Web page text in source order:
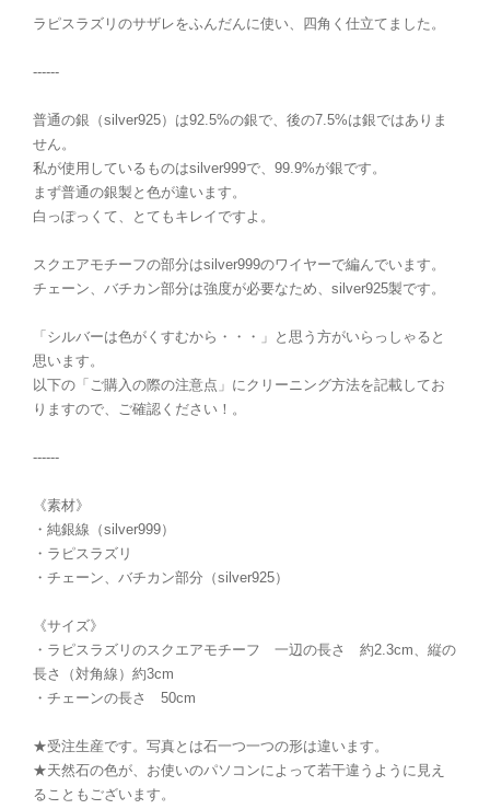
ラピスラズリのサザレをふんだんに使い、四角く仕立てました。
------
普通の銀（silver925）は92.5%の銀で、後の7.5%は銀ではありま
せん。
私が使用しているものはsilver999で、99.9%が銀です。
まず普通の銀製と色が違います。
白っぽっくて、とてもキレイですよ。
スクエアモチーフの部分はsilver999のワイヤーで編んでいます。
チェーン、バチカン部分は強度が必要なため、silver925製です。
「シルバーは色がくすむから・・・」と思う方がいらっしゃると
思います。
以下の「ご購入の際の注意点」にクリーニング方法を記載してお
りますので、ご確認ください！。
------
《素材》
・純銀線（silver999）
・ラピスラズリ
・チェーン、バチカン部分（silver925）
《サイズ》
・ラピスラズリのスクエアモチーフ 一辺の長さ 約2.3cm、縦の
長さ（対角線）約3cm
・チェーンの長さ 50cm
★受注生産です。写真とは石一つ一つの形は違います。
★天然石の色が、お使いのパソコンによって若干違うように見え
ることもございます。